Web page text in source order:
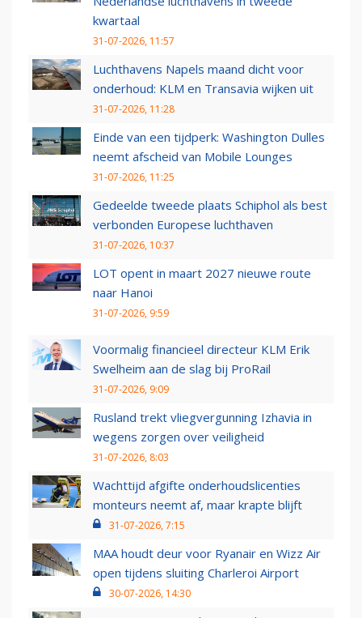
kwartaal
31-07-2026, 11:57
Luchthavens Napels maand dicht voor
onderhoud: KLM en Transavia wijken uit
31-07-2026, 11:28
Einde van een tijdperk: Washington Dulles
neemt afscheid van Mobile Lounges
31-07-2026, 11:25
Gedeelde tweede plaats Schiphol als best
verbonden Europese luchthaven
31-07-2026, 10:37
LOT opent in maart 2027 nieuwe route
naar Hanoi
31-07-2026, 9:59
Voormalig financieel directeur KLM Erik
Swelheim aan de slag bij ProRail
31-07-2026, 9:09
Rusland trekt vliegvergunning Izhavia in
wegens zorgen over veiligheid
31-07-2026, 8:03
Wachttijd afgifte onderhoudslicenties
monteurs neemt af, maar krapte blijft
31-07-2026, 7:15
MAA houdt deur voor Ryanair en Wizz Air
open tijdens sluiting Charleroi Airport
30-07-2026, 14:30